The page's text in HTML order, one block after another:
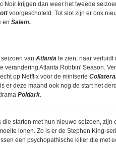
Noir krijgen dan weer het tweede
voorgeschoteld. Tot slot zijn er ook
en Salem.
van Atlanta te zien, naar verluidt
verandering Atlanta Robbin' Season.
op Netflix voor de miniserie
er deze maand ook nog de start het
Poldark.
starten met hun nieuwe seizoen, zijn
lonen. Zo is er de Stephen King-
een psychopathische killer die met